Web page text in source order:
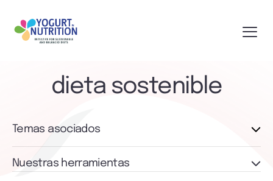
dieta sostenible
Temas asociados
Nuestras herramientas